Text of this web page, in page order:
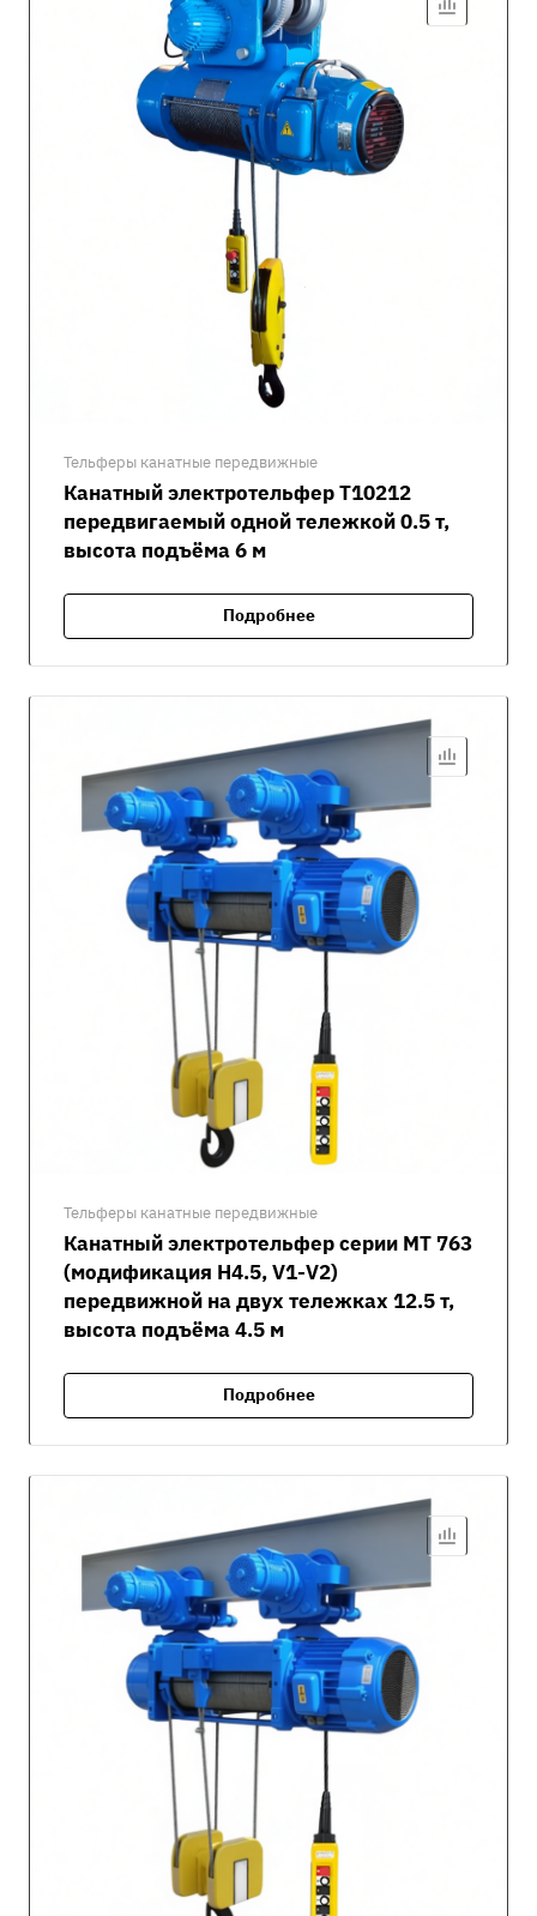
Тельферы канатные передвижные
Канатный электротельфер Т10212
передвигаемый одной тележкой 0.5 т,
высота подъёма 6 м
Подробнее
Тельферы канатные передвижные
Канатный электротельфер серии MT 763
(модификация H4.5, V1-V2)
передвижной на двух тележках 12.5 т,
высота подъёма 4.5 м
Подробнее